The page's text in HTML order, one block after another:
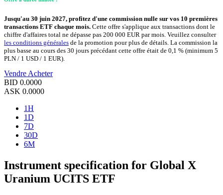
Jusqu'au 30 juin 2027, profitez d'une commission nulle sur vos 10 premières
transactions ETF chaque mois. Cette offre s'applique aux transactions dont le
chiffre d'affaires total ne dépasse pas 200 000 EUR par mois. Veuillez consulter
les conditions générales de la promotion pour plus de détails. La commission la
plus basse au cours des 30 jours précédant cette offre était de 0,1 % (minimum 5
PLN / 1 USD / 1 EUR).
Vendre Acheter
BID 0.0000
ASK 0.0000
1H
1D
7D
30D
6M
Instrument specification for Global X
Uranium UCITS ETF